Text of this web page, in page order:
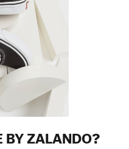
BY ZALANDO?